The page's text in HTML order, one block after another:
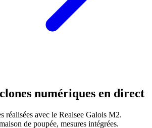
numériques en direct
réalisées avec le Realsee Galois M2.
de poupée, mesures intégrées.